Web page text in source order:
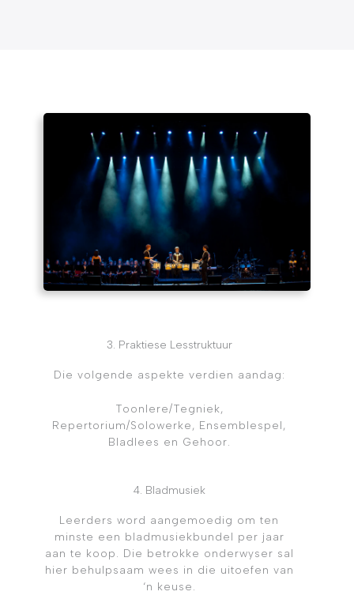
3. Praktiese Lesstruktuur
Die volgende aspekte verdien aandag:
Toonlere/Tegniek,
Repertorium/Solowerke, Ensemblespel,
Bladlees en Gehoor.
4. Bladmusiek
Leerders word aangemoedig om ten
minste een bladmusiekbundel per jaar
aan te koop. Die betrokke onderwyser sal
hier behulpsaam wees in die uitoefen van
‘n keuse.